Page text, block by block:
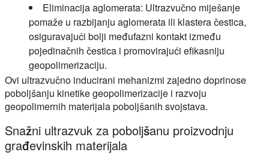
Eliminacija aglomerata: Ultrazvučno miješanje
pomaže u razbijanju aglomerata ili klastera čestica,
osiguravajući bolji međufazni kontakt između
pojedinačnih čestica i promovirajući efikasniju
geopolimerizaciju.
Ovi ultrazvučno inducirani mehanizmi zajedno doprinose
poboljšanju kinetike geopolimerizacije i razvoju
geopolimernih materijala poboljšanih svojstava.
Snažni ultrazvuk za poboljšanu proizvodnju
građevinskih materijala